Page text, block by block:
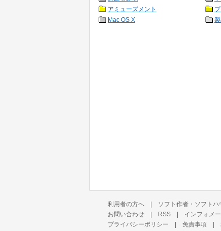
アミューズメント
Mac OS X
利用者の方へ | ソフト作者・ソフトハ
お問い合わせ | RSS | インフォメ
プライバシーポリシー | 免責事項 |